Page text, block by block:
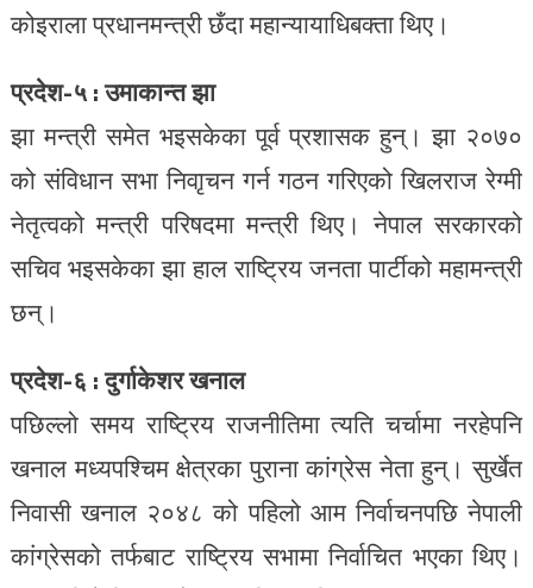
कोइराला प्रधानमन्त्री छँदा महान्यायाधिबक्ता थिए।
प्रदेश-५ : उमाकान्त झा
झा मन्त्री समेत भइसकेका पूर्व प्रशासक हुन्। झा २०७०
को संविधान सभा निवाृचन गर्न गठन गरिएको खिलराज रेग्मी
नेतृत्वको मन्त्री परिषदमा मन्त्री थिए। नेपाल सरकारको
सचिव भइसकेका झा हाल राष्ट्रिय जनता पार्टीको महामन्त्री
छन्।
प्रदेश-६ : दुर्गाकेशर खनाल
पछिल्लो समय राष्ट्रिय राजनीतिमा त्यति चर्चामा नरहेपनि
खनाल मध्यपश्चिम क्षेत्रका पुराना कांग्रेस नेता हुन्। सुर्खेत
निवासी खनाल २०४८ को पहिलो आम निर्वाचनपछि नेपाली
कांग्रेसको तर्फबाट राष्ट्रिय सभामा निर्वाचित भएका थिए।